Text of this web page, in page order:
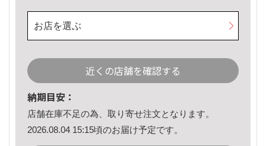
お店を選ぶ
近くの店舗を確認する
納期目安：
店舗在庫不足の為、取り寄せ注文となります。
2026.08.04 15:15頃のお届け予定です。